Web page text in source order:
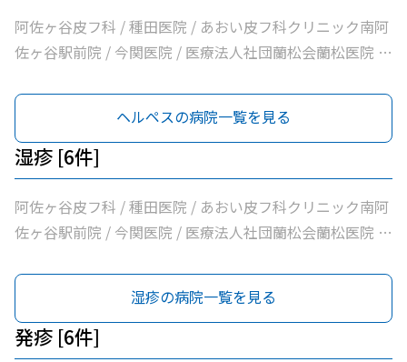
阿佐ヶ谷皮フ科 / 種田医院 / あおい皮フ科クリニック南阿
佐ヶ谷駅前院 / 今関医院 / 医療法人社団蘭松会蘭松医院 /
ヘルペスの病院一覧を見る
湿疹 [6件]
阿佐ヶ谷皮フ科 / 種田医院 / あおい皮フ科クリニック南阿
佐ヶ谷駅前院 / 今関医院 / 医療法人社団蘭松会蘭松医院 /
湿疹の病院一覧を見る
発疹 [6件]